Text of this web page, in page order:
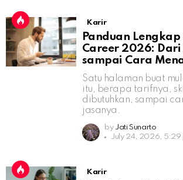
Karir
Panduan Lengkap
Career 2026: Dari
sampai Cara
Satu halaman buat
itu, berapa tarifnya,
dibutuhkan, sampai
jasanya.
by Jati Sunarto
July 24, 2026, 5:29
Karir